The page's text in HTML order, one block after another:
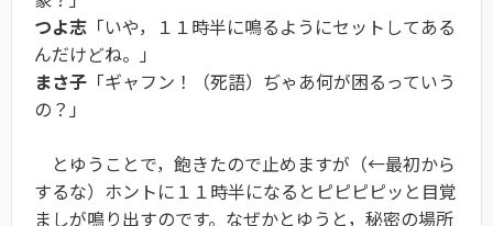
つよ志 「いや，１１時半に鳴るようにセットしてある
んだけどね。」
まさ子 「ギャフン！（死語）ぢゃあ何が困るっていう
の？」
とゆうことで，飽きたので止めますが（←最初から
するな）ホントに１１時半になるとピピピピッと目覚
ましが鳴り出すのです。なぜかとゆうと，秘密の場所